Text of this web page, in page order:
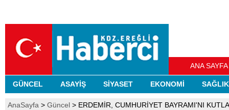
ANA SAYFA
GÜNCEL ASAYİŞ SİYASET EKONOMİ SAĞLIK
AnaSayfa > Güncel > ERDEMİR, CUMHURİYET BAYRAMI'NI